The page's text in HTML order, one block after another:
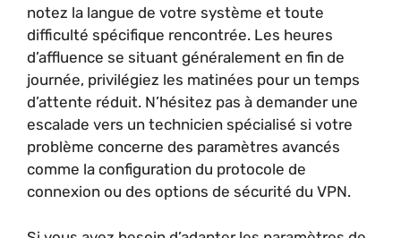
notez la langue de votre système et toute
difficulté spécifique rencontrée. Les heures
d’affluence se situant généralement en fin de
journée, privilégiez les matinées pour un temps
d’attente réduit. N’hésitez pas à demander une
escalade vers un technicien spécialisé si votre
problème concerne des paramètres avancés
comme la configuration du protocole de
connexion ou des options de sécurité du VPN.